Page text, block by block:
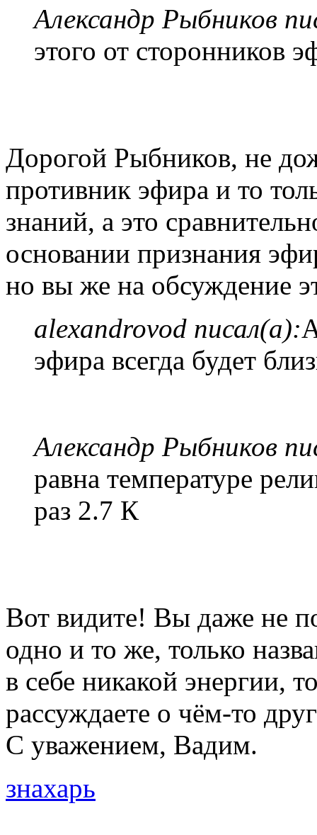
Александр Рыбников
этого от сторонников
Дорогой Рыбников, не
противник эфира и то
знаний, а это
основании признания
но вы же на обсуждение
alexandrovod писал(а):
эфира всегда будет
Александр Рыбников
равна температуре
раз 2.7 К
Вот видите! Вы даже не
одно и то же, только
в себе никакой энергии,
рассуждаете о чём-то
С уважением, Вадим.
знахарь